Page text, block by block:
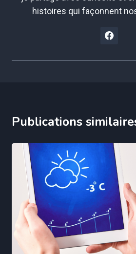
histoires qui façonnent
Publications